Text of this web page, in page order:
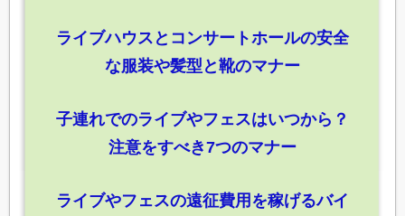
ライブハウスとコンサートホールの安全
な服装や髪型と靴のマナー
子連れでのライブやフェスはいつから？
注意をすべき7つのマナー
ライブやフェスの遠征費用を稼げるバイ